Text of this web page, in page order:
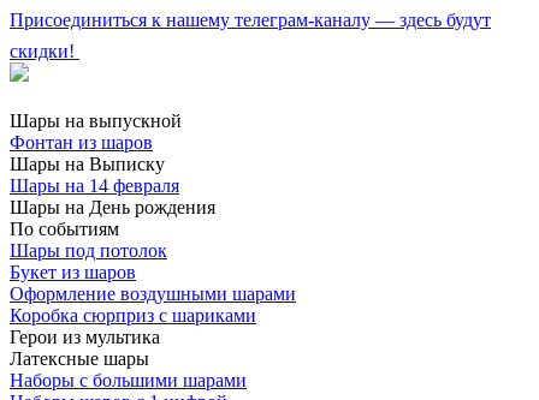
Присоединиться к нашему телеграм-каналу — здесь будут
скидки!
Шары на выпускной
Фонтан из шаров
Шары на Выписку
Шары на 14 февраля
Шары на День рождения
По событиям
Шары под потолок
Букет из шаров
Оформление воздушными шарами
Коробка сюрприз с шариками
Герои из мультика
Латексные шары
Наборы с большими шарами